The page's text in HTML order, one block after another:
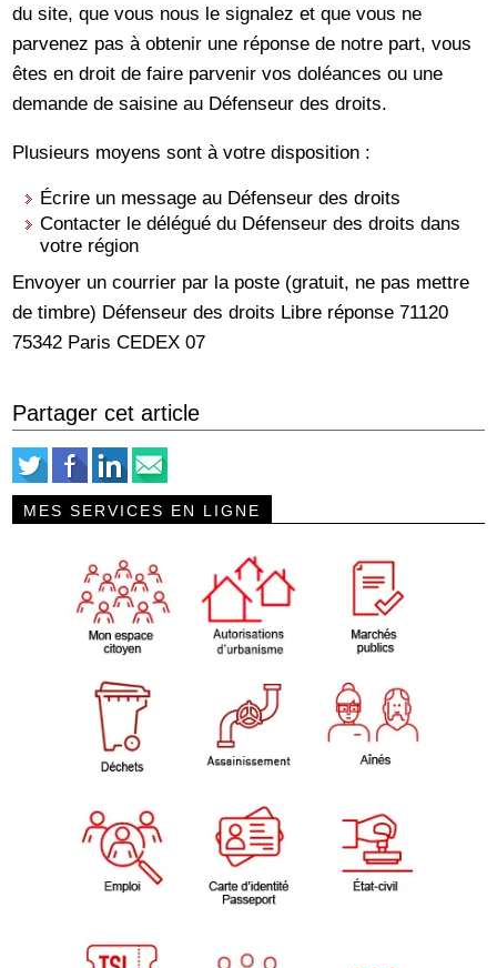
du site, que vous nous le signalez et que vous ne
parvenez pas à obtenir une réponse de notre part, vous
êtes en droit de faire parvenir vos doléances ou une
demande de saisine au Défenseur des droits.
Plusieurs moyens sont à votre disposition :
Écrire un message au Défenseur des droits
Contacter le délégué du Défenseur des droits dans
votre région
Envoyer un courrier par la poste (gratuit, ne pas mettre
de timbre) Défenseur des droits Libre réponse 71120
75342 Paris CEDEX 07
Partager cet article
MES SERVICES EN LIGNE